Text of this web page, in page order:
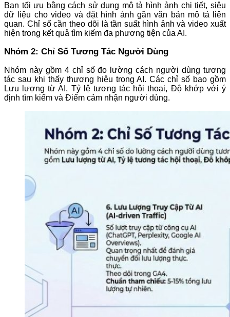
Bạn tối ưu bằng cách sử dụng mô tả hình ảnh chi tiết, siêu
dữ liệu cho video và đặt hình ảnh gần văn bản mô tả liên
quan. Chỉ số cần theo dõi là tần suất hình ảnh và video xuất
hiện trong kết quả tìm kiếm đa phương tiện của AI.
Nhóm 2: Chỉ Số Tương Tác Người Dùng
Nhóm này gồm 4 chỉ số đo lường cách người dùng tương
tác sau khi thấy thương hiệu trong AI. Các chỉ số bao gồm
Lưu lượng từ AI, Tỷ lệ tương tác hội thoại, Độ khớp với ý
định tìm kiếm và Điểm cảm nhận người dùng.